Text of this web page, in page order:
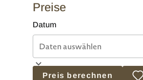
Preise
Datum
Preis berechnen